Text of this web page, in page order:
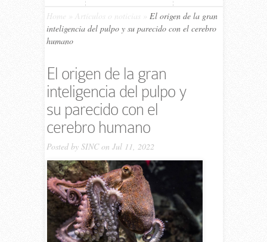
Home Artículos o noticias
El origen de la gran
inteligencia del pulpo y su parecido con el cerebro
humano
El origen de la gran
inteligencia del pulpo y
su parecido con el
cerebro humano
Posted by SINCon Jul 11, 2022